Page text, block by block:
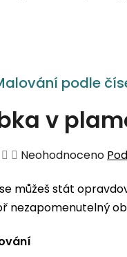
podle
v
Průměrné
produktu
je
z
Neohodnoceno
můžeš stát
nezapomenutelný